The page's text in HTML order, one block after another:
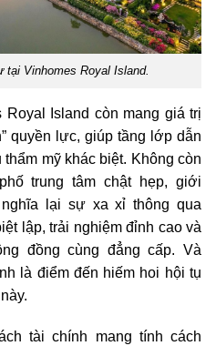
tại Vinhomes Royal Island.
Royal Island còn mang giá trị
quyền lực, giúp tầng lớp dẫn
mỹ khác biệt. Không còn
trung tâm chật hẹp, giới
lại sự xa xỉ thông qua
lập, trải nghiệm đỉnh cao và
đồng cùng đẳng cấp. Và
là điểm đến hiếm hoi hội tụ
tài chính mang tính cách